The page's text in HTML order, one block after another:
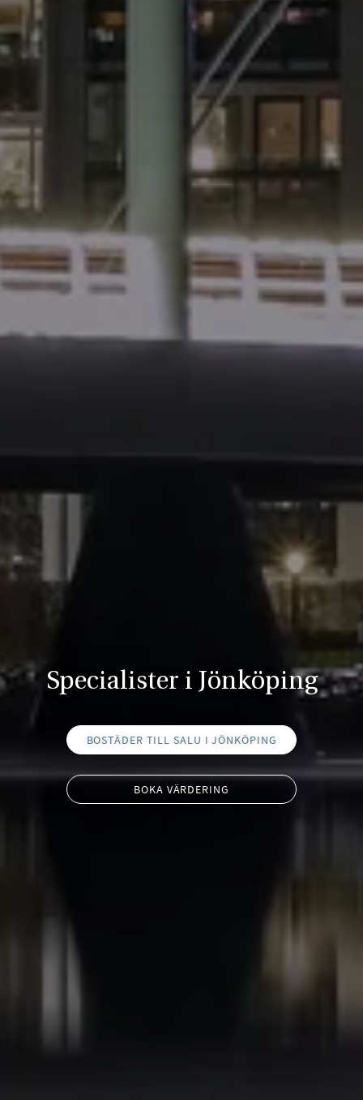
Specialister i Jönköping
BOSTÄDER TILL SALU I JÖNKÖPING
BOKA VÄRDERING